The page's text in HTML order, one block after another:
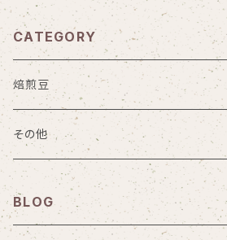
CATEGORY
焙煎豆
シングルオリジン
ケニア
ブラジル
ハイロースト（中煎り）
精製方法
その他
セット商品
BLOG